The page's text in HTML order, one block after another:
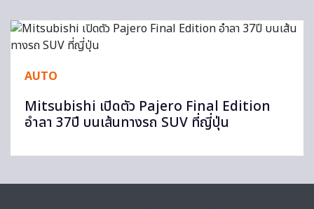
AUTO
Mitsubishi เปิดตัว Pajero Final Edition
อำลา 37ปี บนเส้นทางรถ SUV ที่ญี่ปุ่น